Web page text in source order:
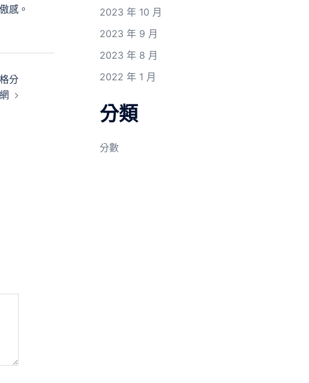
感。
分
2023 年 10 月
2023 年 9 月
2023 年 8 月
2022 年 1 月
分類
分數